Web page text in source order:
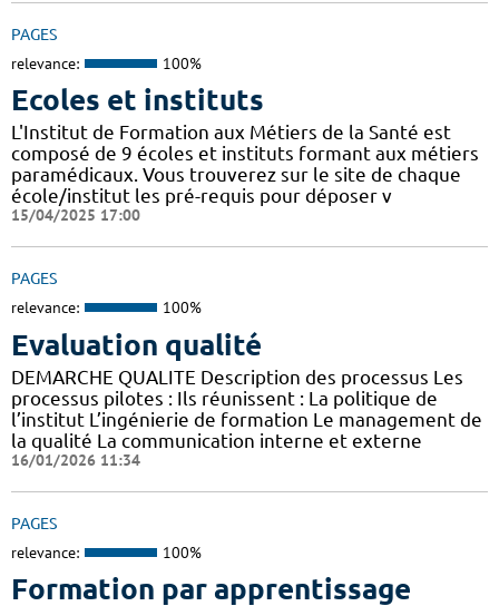
PAGES
relevance: 100%
Ecoles et instituts
L'Institut de Formation aux Métiers de la Santé est
composé de 9 écoles et instituts formant aux métiers
paramédicaux. Vous trouverez sur le site de chaque
école/institut les pré-requis pour déposer v
15/04/2025 17:00
PAGES
relevance: 100%
Evaluation qualité
DEMARCHE QUALITE Description des processus Les
processus pilotes : Ils réunissent : La politique de
l’institut L’ingénierie de formation Le management de
la qualité La communication interne et externe
16/01/2026 11:34
PAGES
relevance: 100%
Formation par apprentissage